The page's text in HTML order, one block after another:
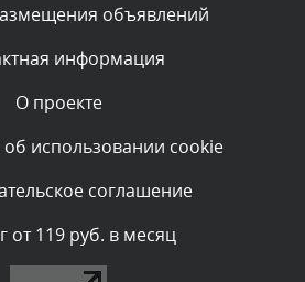
виден после проверки
объявлений
информация
О проекте
использовании cookie
соглашение
от 119 руб. в месяц